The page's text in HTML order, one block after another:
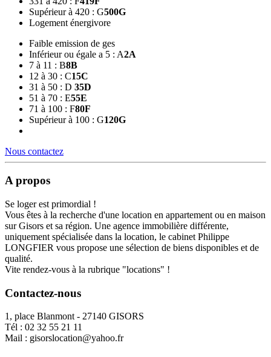
Supérieur à 420 : G500G
Logement énergivore
Faible emission de ges
Inférieur ou égale a 5 : A2A
7 à 11 : B8B
12 à 30 : C15C
31 à 50 : D 35D
51 à 70 : E55E
71 à 100 : F80F
Supérieur à 100 : G120G
Nous contactez
A propos
Se loger est primordial !
Vous êtes à la recherche d'une location en appartement ou en maison
sur Gisors et sa région. Une agence immobilière différente,
uniquement spécialisée dans la location, le cabinet Philippe
LONGFIER vous propose une sélection de biens disponibles et de
qualité.
Vite rendez-vous à la rubrique "locations" !
Contactez-nous
1, place Blanmont - 27140 GISORS
Tél : 02 32 55 21 11
Mail : gisorslocation@yahoo.fr